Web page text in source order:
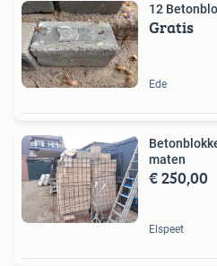
12
Gratis
Ede
maten
€ 250,00
Elspeet